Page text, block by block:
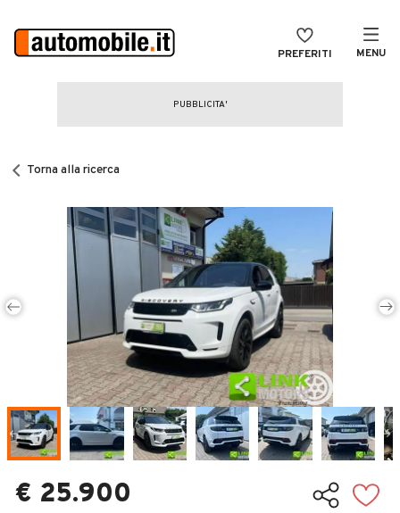
PREFERITI MENU
CERCA
Auto Nuove
Noleggio a lungo termine
Auto d'epoca
Camper
Veicoli Commerciali
Concessionari
Torna alla ricerca
€ 25.900